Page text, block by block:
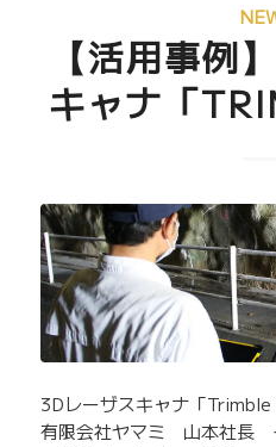
【活用事例
キャナ「
3Dレーザスキャナ「
有限会社ヤマミ 山本社長